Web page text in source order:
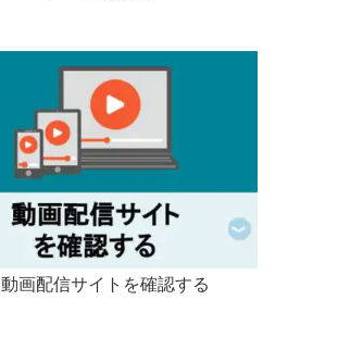
動画配信サイトを確認する